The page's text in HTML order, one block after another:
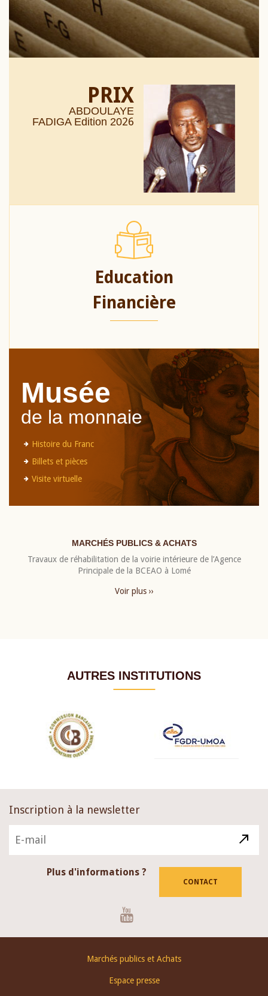
PRIX
ABDOULAYE
FADIGA Edition 2026
Education
Financière
Musée
de la monnaie
Histoire du Franc
Billets et pièces
Visite virtuelle
MARCHÉS PUBLICS & ACHATS
Travaux de réhabilitation de la voirie intérieure de l’Agence
Principale de la BCEAO à Lomé
Voir plus ››
AUTRES INSTITUTIONS
Inscription à la newsletter
Plus d'informations ?
CONTACT
Marchés publics et Achats
Espace presse